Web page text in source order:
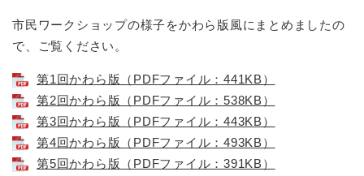
市民ワークショップの様子をかわら版風にまとめましたの
で、ご覧ください。
第1回かわら版（PDFファイル：441KB）
第2回かわら版（PDFファイル：538KB）
第3回かわら版（PDFファイル：443KB）
第4回かわら版（PDFファイル：493KB）
第5回かわら版（PDFファイル：391KB）